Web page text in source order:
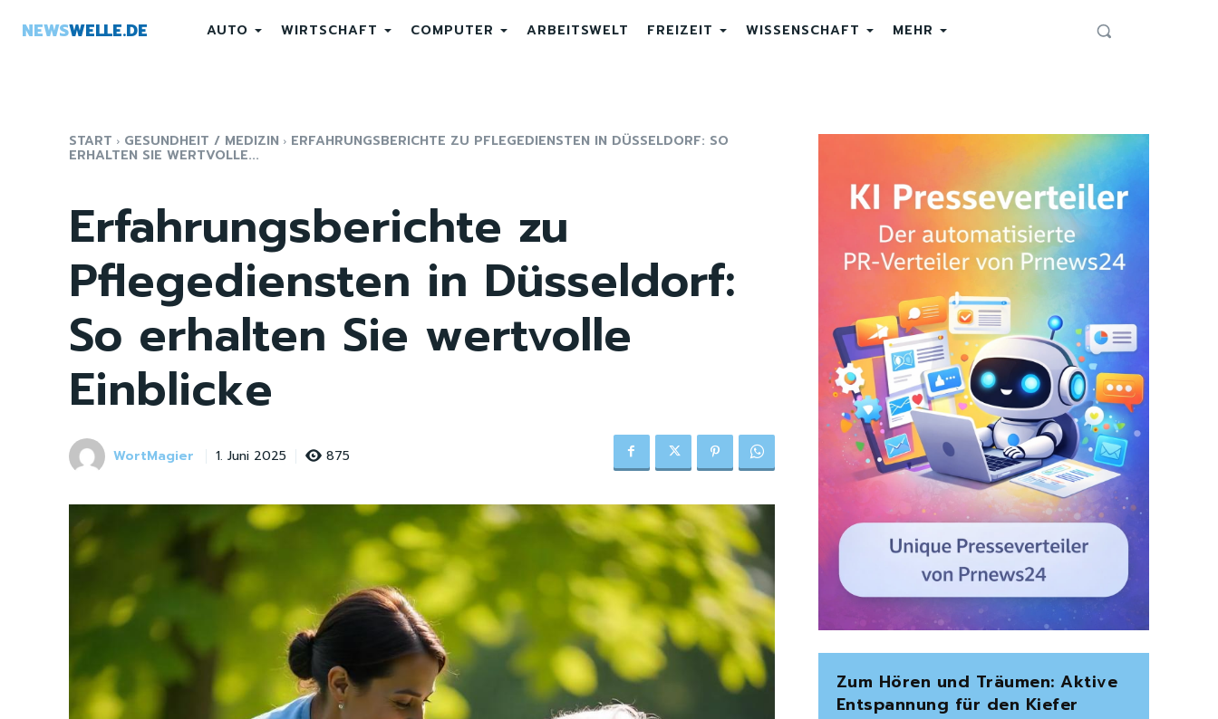
NEWSWELLE.DE AUTO WIRTSCHAFT COMPUTER ARBEITSWELT FREIZEIT WISSENSCHAFT MEHR
START GESUNDHEIT / MEDIZIN ERFAHRUNGSBERICHTE ZU PFLEGEDIENSTEN IN DÜSSELDORF: SO
ERHALTEN SIE WERTVOLLE...
Erfahrungsberichte zu
Pflegediensten in Düsseldorf:
So erhalten Sie wertvolle
Einblicke
WortMagier 1. Juni 2025 875
Zum Hören und Träumen: Aktive
Entspannung für den Kiefer